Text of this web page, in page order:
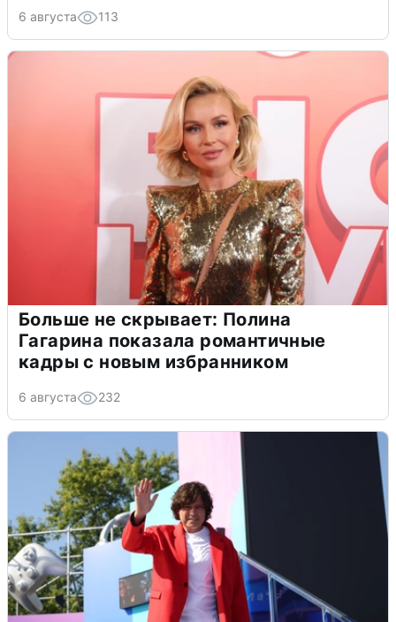
6 августа 113
Больше не скрывает: Полина
Гагарина показала романтичные
кадры с новым избранником
6 августа 232